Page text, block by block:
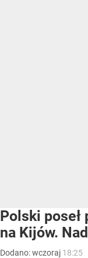
Polski poseł
na Kijów.
Dodano:wczoraj 18:25